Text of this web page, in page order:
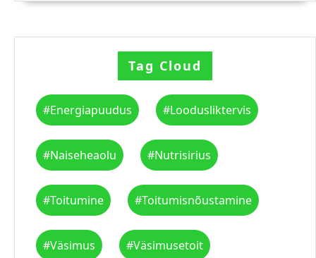
Tag Cloud
#energiapuudus #loodusliktervis
#naiseheaolu #nutrisirius
#toitumine #toitumisnõustamine
#väsimus #väsimusetoit